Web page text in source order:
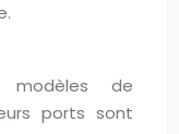
de
ports sont